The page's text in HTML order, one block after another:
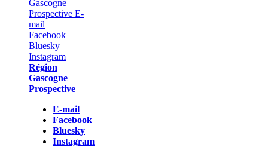
Région
Gascogne
Prospective
E-mail
Facebook
Bluesky
Instagram